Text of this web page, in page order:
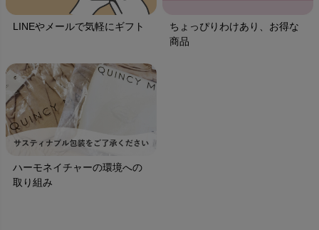
LINEやメールで気軽にギフト
ちょっぴりわけあり、お得な
商品
ハーモネイチャーの環境への
取り組み